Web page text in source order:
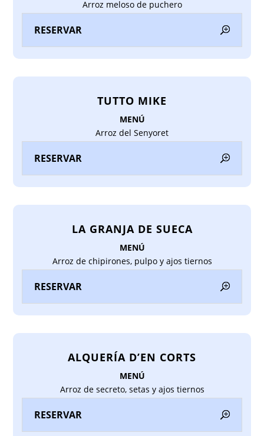
Arroz meloso de puchero
RESERVAR
TUTTO MIKE
MENÚ
Arroz del Senyoret
RESERVAR
LA GRANJA DE SUECA
MENÚ
Arroz de chipirones, pulpo y ajos tiernos
RESERVAR
ALQUERÍA D’EN CORTS
MENÚ
Arroz de secreto, setas y ajos tiernos
RESERVAR